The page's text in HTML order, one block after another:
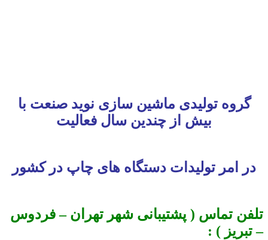
گروه تولیدی ماشین سازی نوید صنعت با
بیش از چندین سال فعالیت
در امر تولیدات دستگاه های چاپ در کشور
تلفن تماس ( پشتیبانی شهر تهران – فردوس
– تبریز ) :